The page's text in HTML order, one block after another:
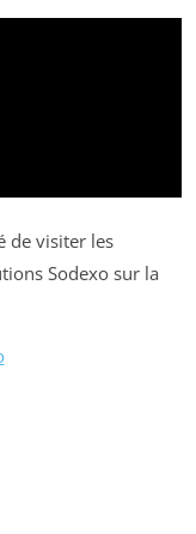
de visiter les
Sodexo sur la